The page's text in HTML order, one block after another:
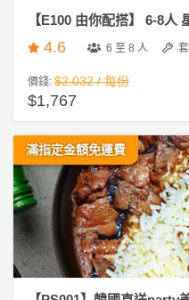
【E100 由你配搭】 6-8人
4.6 6 至 8 人
價錢: $2,032 / 每份
$1,767
滿指定金額免運費